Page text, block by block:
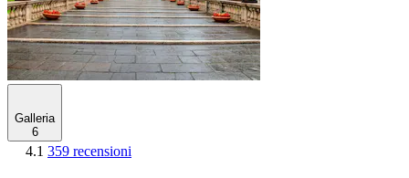
Galleria
6
4.1 359 recensioni